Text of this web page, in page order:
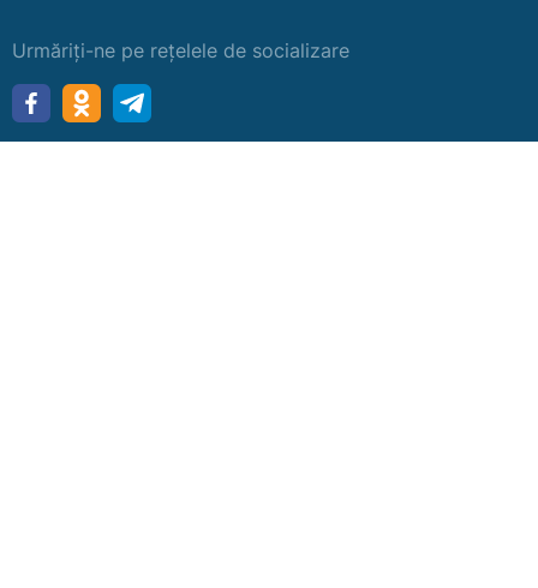
Urmăriți-ne pe rețelele de socializare